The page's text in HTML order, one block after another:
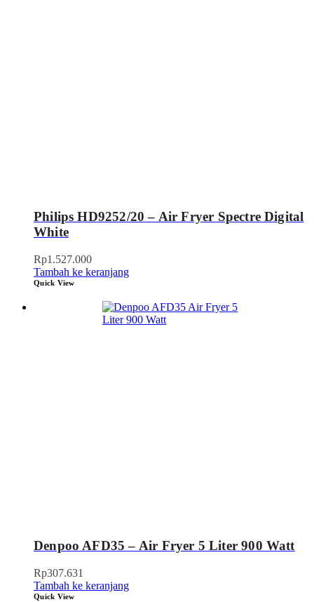
Philips HD9252/20 – Air Fryer Spectre Digital
White
Rp1.527.000
Tambah ke keranjang
Quick View
Denpoo AFD35 – Air Fryer 5 Liter 900 Watt
Rp307.631
Tambah ke keranjang
Quick View